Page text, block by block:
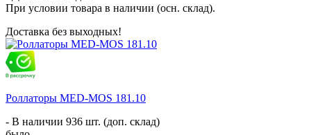
При условии товара в наличии (осн. склад).
Доставка без выходных!
Роллаторы MED-MOS 181.10
- В наличии 936 шт. (доп. склад)